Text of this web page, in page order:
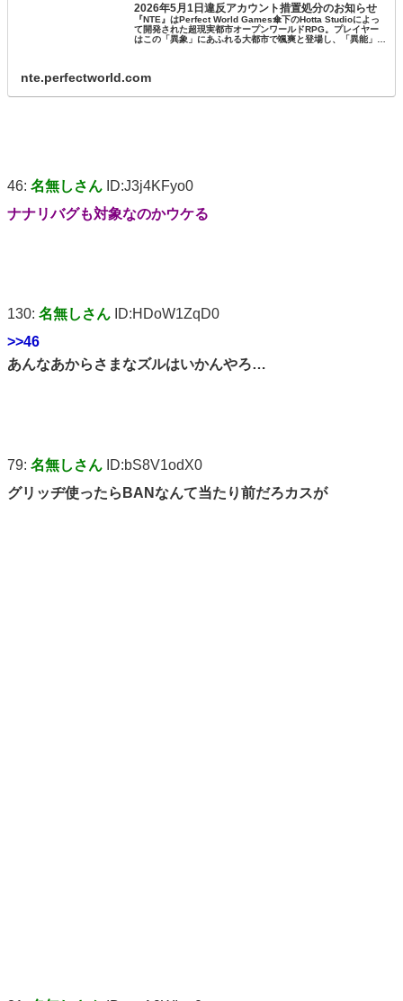
2026年5月1日違反アカウント措置処分のお知らせ
『NTE』はPerfect World Games傘下のHotta Studioによっ
て開発された超現実都市オープンワールドRPG。プレイヤー
はこの「異象」にあふれる大都市で颯爽と登場し、「異能」を
nte.perfectworld.com
46: 名無しさん ID:J3j4KFyo0
ナナリバグも対象なのかウケる
130: 名無しさん ID:HDoW1ZqD0
>>46
あんなあからさまなズルはいかんやろ…
79: 名無しさん ID:bS8V1odX0
グリッヂ使ったらBANなんて当たり前だろカスが